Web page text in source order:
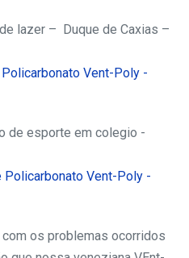
lazer – Duque de Caxias –
de esporte em colegio -
os problemas ocorridos